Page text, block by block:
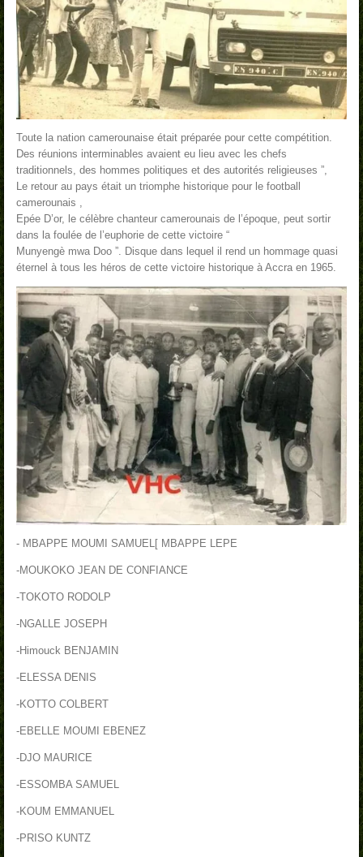
Toute la nation camerounaise était préparée pour cette compétition.
Des réunions interminables avaient eu lieu avec les chefs
traditionnels, des hommes politiques et des autorités religieuses ”,
Le retour au pays était un triomphe historique pour le football
camerounais ,
Epée D’or, le célèbre chanteur camerounais de l’époque, peut sortir
dans la foulée de l’euphorie de cette victoire “
Munyengè mwa Doo ”. Disque dans lequel il rend un hommage quasi
éternel à tous les héros de cette victoire historique à Accra en 1965.
- MBAPPE MOUMI SAMUEL[ MBAPPE LEPE
-MOUKOKO JEAN DE CONFIANCE
-TOKOTO RODOLP
-NGALLE JOSEPH
-Himouck BENJAMIN
-ELESSA DENIS
-KOTTO COLBERT
-EBELLE MOUMI EBENEZ
-DJO MAURICE
-ESSOMBA SAMUEL
-KOUM EMMANUEL
-PRISO KUNTZ